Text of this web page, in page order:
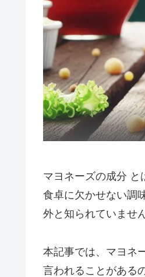
マヨネーズの成分 と
食卓に欠かせない調
外と知られていません
本記事では、マヨネ
言われることがある